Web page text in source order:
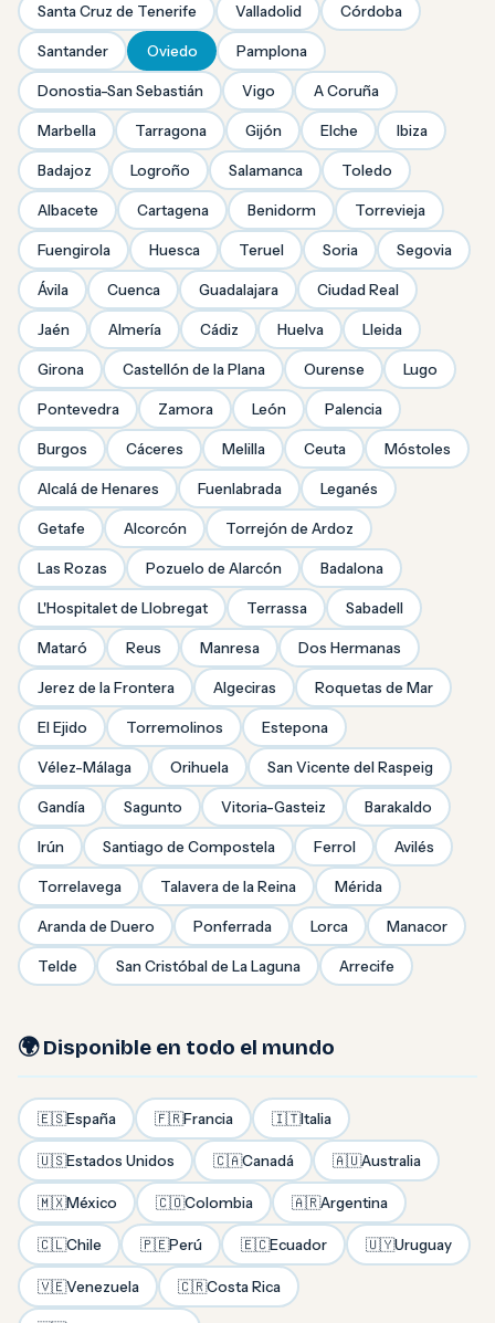
Santa Cruz de Tenerife Valladolid Córdoba
Santander Oviedo Pamplona
Donostia-San Sebastián Vigo A Coruña
Marbella Tarragona Gijón Elche Ibiza
Badajoz Logroño Salamanca Toledo
Albacete Cartagena Benidorm Torrevieja
Fuengirola Huesca Teruel Soria Segovia
Ávila Cuenca Guadalajara Ciudad Real
Jaén Almería Cádiz Huelva Lleida
Girona Castellón de la Plana Ourense Lugo
Pontevedra Zamora León Palencia
Burgos Cáceres Melilla Ceuta Móstoles
Alcalá de Henares Fuenlabrada Leganés
Getafe Alcorcón Torrejón de Ardoz
Las Rozas Pozuelo de Alarcón Badalona
L'Hospitalet de Llobregat Terrassa Sabadell
Mataró Reus Manresa Dos Hermanas
Jerez de la Frontera Algeciras Roquetas de Mar
El Ejido Torremolinos Estepona
Vélez-Málaga Orihuela San Vicente del Raspeig
Gandía Sagunto Vitoria-Gasteiz Barakaldo
Irún Santiago de Compostela Ferrol Avilés
Torrelavega Talavera de la Reina Mérida
Aranda de Duero Ponferrada Lorca Manacor
Telde San Cristóbal de La Laguna Arrecife
🌍 Disponible en todo el mundo
🇪🇸España 🇫🇷Francia 🇮🇹Italia
🇺🇸Estados Unidos 🇨🇦Canadá 🇦🇺Australia
🇲🇽México 🇨🇴Colombia 🇦🇷Argentina
🇨🇱Chile 🇵🇪Perú 🇪🇨Ecuador 🇺🇾Uruguay
🇻🇪Venezuela 🇨🇷Costa Rica